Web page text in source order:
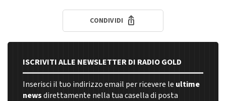
CONDIVIDI
ISCRIVITI ALLE NEWSLETTER DI RADIO GOLD
Inserisci il tuo indirizzo email per ricevere le ultime
newsdirettamente nella tua casella di posta